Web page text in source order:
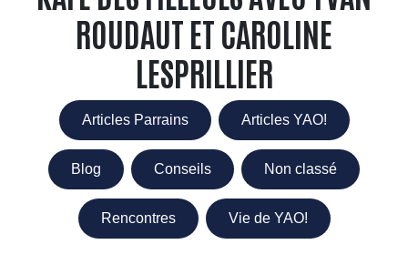
ROUDAUT ET CAROLINE
LESPRILLIER
Articles Parrains Articles YAO!
Blog Conseils Non classé
Rencontres Vie de YAO!